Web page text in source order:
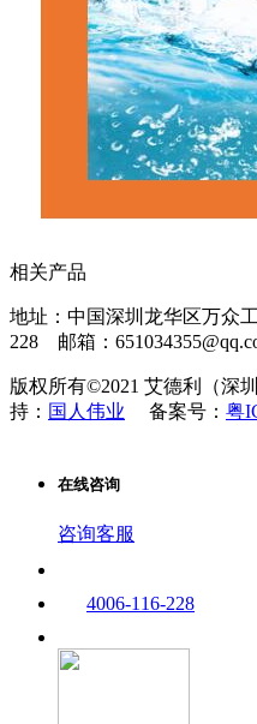
相关产品
地址：中国深圳龙华区万众
228
邮箱：
版权所有©2021 艾德利（深
持： 国人伟业 备案号： 粤
在线咨询
咨询客服
4006-116-228